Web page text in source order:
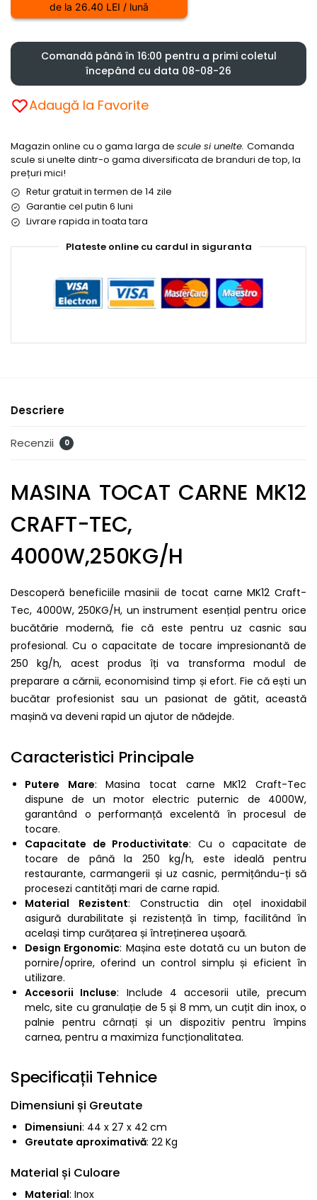
de la 26.40 LEI / lună
Comandă până în 16:00 pentru a primi coletul
începând cu data 08-08-26
Adaugă la Favorite
Magazin online cu o gama larga de scule si unelte. Comanda
scule si unelte dintr-o gama diversificata de branduri de top, la
prețuri mici!
Retur gratuit in termen de 14 zile
Garantie cel putin 6 luni
Livrare rapida in toata tara
Plateste online cu cardul in siguranta
Descriere
Recenzii 0
MASINA TOCAT CARNE MK12
CRAFT-TEC,
4000W,250KG/H
Descoperă beneficiile masinii de tocat carne MK12 Craft-
Tec, 4000W, 250KG/H, un instrument esențial pentru orice
bucătărie modernă, fie că este pentru uz casnic sau
profesional. Cu o capacitate de tocare impresionantă de
250 kg/h, acest produs îți va transforma modul de
preparare a cărnii, economisind timp și efort. Fie că ești un
bucătar profesionist sau un pasionat de gătit, această
mașină va deveni rapid un ajutor de nădejde.
Caracteristici Principale
Putere Mare: Masina tocat carne MK12 Craft-Tec
dispune de un motor electric puternic de 4000W,
garantând o performanță excelentă în procesul de
tocare.
Capacitate de Productivitate: Cu o capacitate de
tocare de până la 250 kg/h, este ideală pentru
restaurante, carmangerii și uz casnic, permițându-ți să
procesezi cantități mari de carne rapid.
Material Rezistent: Constructia din oțel inoxidabil
asigură durabilitate și rezistență în timp, facilitând în
același timp curățarea și întreținerea ușoară.
Design Ergonomic: Mașina este dotată cu un buton de
pornire/oprire, oferind un control simplu și eficient în
utilizare.
Accesorii Incluse: Include 4 accesorii utile, precum
melc, site cu granulație de 5 și 8 mm, un cuțit din inox, o
palnie pentru cârnați și un dispozitiv pentru împins
carnea, pentru a maximiza funcționalitatea.
Specificații Tehnice
Dimensiuni și Greutate
Dimensiuni: 44 x 27 x 42 cm
Greutate aproximativă: 22 Kg
Material și Culoare
Material: Inox